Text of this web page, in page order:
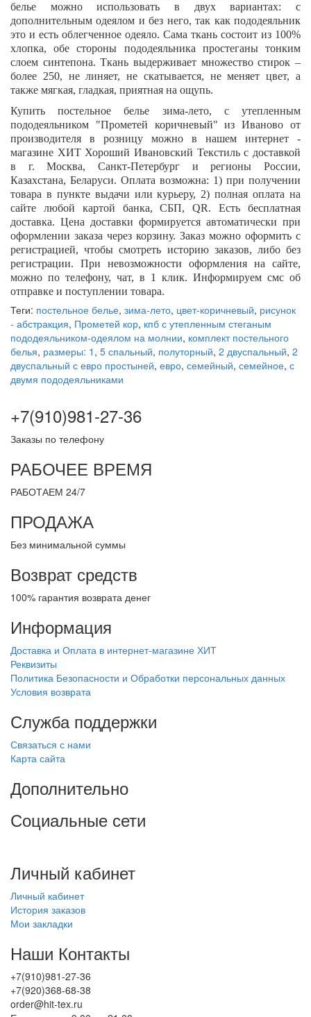
белье можно использовать в двух вариантах: с
дополнительным одеялом и без него, так как пододеяльник
это и есть облегченное одеяло. Сама ткань состоит из 100%
хлопка, обе стороны пододеяльника простеганы тонким
слоем синтепона. Ткань выдерживает множество стирок –
более 250, не линяет, не скатывается, не меняет цвет, а
также мягкая, гладкая, приятная на ощупь.
Купить постельное белье зима-лето, с утепленным
пододеяльником "Прометей коричневый"из Иваново от
производителя в розницу можно в нашем интернет -
магазине ХИТ Хороший Ивановский Текстиль с доставкой
в г. Москва, Санкт-Петербург и регионы России,
Казахстана, Беларуси. Оплата возможна: 1) при получении
товара в пункте выдачи или курьеру, 2) полная оплата на
сайте любой картой банка, СБП,QR. Есть бесплатная
доставка. Цена доставки формируется автоматически при
оформлении заказа через корзину. Заказ можно оформить с
регистрацией, чтобы смотреть историю заказов, либо без
регистрации. При невозможности оформления на сайте,
можно по телефону, чат, в 1 клик. Информируем смс об
отправке и поступлении товара.
Теги: постельное белье, зима-лето, цвет-коричневый, рисунок
- абстракция, Прометей кор, кпб с утепленным стеганым
пододеяльником-одеялом на молнии, комплект постельного
белья, размеры: 1 , 5 спальный, полуторный, 2 двуспальный, 2
двуспальный с евро простыней, евро, семейный, семейное, с
двумя пододеяльниками
+7(910)981-27-36
Заказы по телефону
РАБОЧЕЕ ВРЕМЯ
РАБОТАЕМ 24/7
ПРОДАЖА
Без минимальной суммы
Возврат средств
100% гарантия возврата денег
Информация
Доставка и Оплата в интернет-магазине ХИТ
Реквизиты
Политика Безопасности и Обработки персональных данных
Условия возврата
Служба поддержки
Связаться с нами
Карта сайта
Дополнительно
Социальные сети
Личный кабинет
Личный кабинет
История заказов
Мои закладки
Наши Контакты
+7(910)981-27-36
+7(920)368-68-38
order@hit-tex.ru